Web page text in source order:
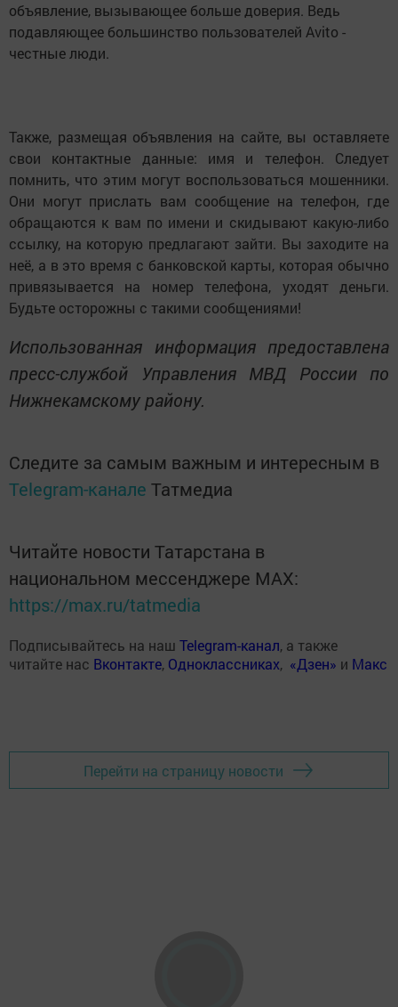
объявление, вызывающее больше доверия. Ведь
подавляющее большинство пользователей Avito -
честные люди.
Также, размещая объявления на сайте, вы оставляете
свои контактные данные: имя и телефон. Следует
помнить, что этим могут воспользоваться мошенники.
Они могут прислать вам сообщение на телефон, где
обращаются к вам по имени и скидывают какую-либо
ссылку, на которую предлагают зайти. Вы заходите на
неё, а в это время с банковской карты, которая обычно
привязывается на номер телефона, уходят деньги.
Будьте осторожны с такими сообщениями!
Использованная информация предоставлена
пресс-службой Управления МВД России по
Нижнекамскому району.
Следите за самым важным и интересным в
Telegram-канале Татмедиа
Читайте новости Татарстана в
национальном мессенджере MАХ:
https://max.ru/tatmedia
Подписывайтесь на наш Telegram-канал, а также
читайте нас Вконтакте, Одноклассниках, «Дзен» и Макс
Перейти на страницу новости